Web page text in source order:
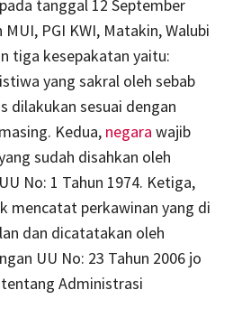
tanggal 12 September
PGI KWI, Matakin, Walubi
tiga kesepakatan yaitu:
yang sakral oleh sebab
dilakukan sesuai dengan
Kedua, negara wajib
sudah disahkan oleh
No: 1 Tahun 1974. Ketiga,
mencatat perkawinan yang di
dan dicatatakan oleh
UU No: 23 Tahun 2006 jo
tentang Administrasi